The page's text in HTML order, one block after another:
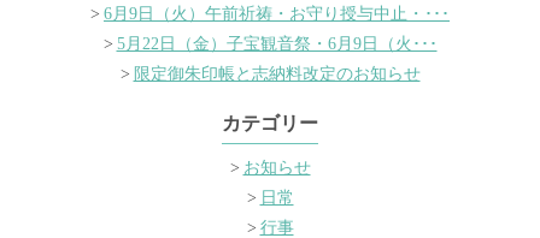
6月9日（火）午前祈祷・お守り授与中止・･･･
5月22日（金）子宝観音祭・6月9日（火･･･
限定御朱印帳と志納料改定のお知らせ
カテゴリー
お知らせ
日常
行事